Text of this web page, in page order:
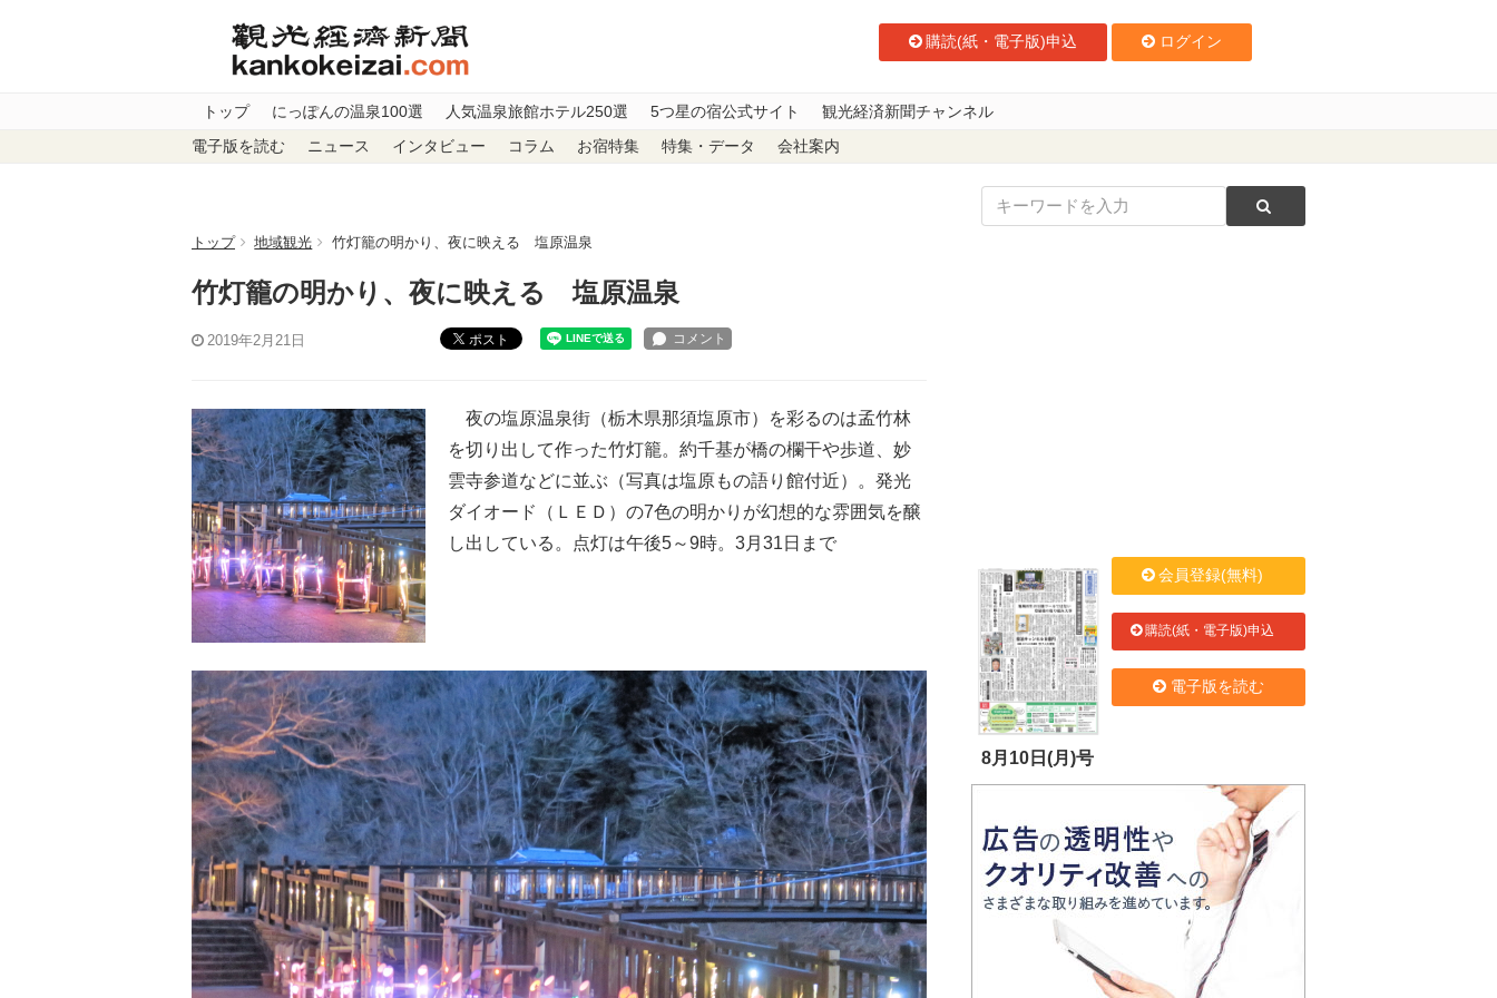
購読(紙・電子版)申込 ログイン
トップ にっぽんの温泉100選 人気温泉旅館ホテル250選 5つ星の宿公式サイト 観光経済新聞チャンネル
電子版を読む ニュース インタビュー コラム お宿特集 特集・データ 会社案内
トップ 地域観光 竹灯籠の明かり、夜に映える 塩原温泉
竹灯籠の明かり、夜に映える 塩原温泉
2019年2月21日 ポスト
夜の塩原温泉街（栃木県那須塩原市）を彩るのは孟竹林
を切り出して作った竹灯籠。約千基が橋の欄干や歩道、妙
雲寺参道などに並ぶ（写真は塩原もの語り館付近）。発光
ダイオード（ＬＥＤ）の7色の明かりが幻想的な雰囲気を醸
し出している。点灯は午後5～9時。3月31日まで
8月10日(月)号
会員登録(無料)
購読(紙・電子版)申込
電子版を読む